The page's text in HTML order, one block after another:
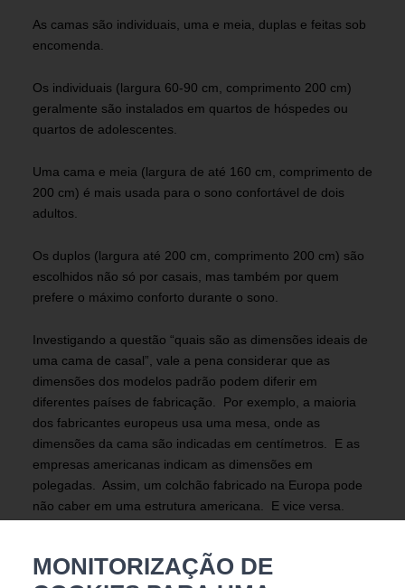
As camas são individuais, uma e meia, duplas e feitas sob
encomenda.
Os individuais (largura 60-90 cm, comprimento 200 cm)
geralmente são instalados em quartos de hóspedes ou
quartos de adolescentes.
Uma cama e meia (largura de até 160 cm, comprimento de
200 cm) é mais usada para o sono confortável de dois
adultos.
Os duplos (largura até 200 cm, comprimento 200 cm) são
escolhidos não só por casais, mas também por quem
prefere o máximo conforto durante o sono.
Investigando a questão “quais são as dimensões ideais de
uma cama de casal”, vale a pena considerar que as
dimensões dos modelos padrão podem diferir em
diferentes países de fabricação. Por exemplo, a maioria
dos fabricantes europeus usa uma mesa, onde as
dimensões da cama são indicadas em centímetros. E as
empresas americanas indicam as dimensões em
polegadas. Assim, um colchão fabricado na Europa pode
não caber em uma estrutura americana. E vice versa.
MONITORIZAÇÃO DE